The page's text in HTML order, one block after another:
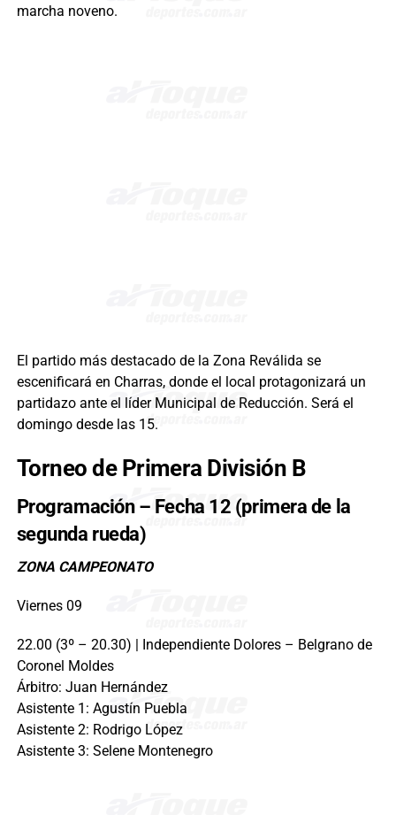
marcha noveno.
El partido más destacado de la Zona Reválida se
escenificará en Charras, donde el local protagonizará un
partidazo ante el líder Municipal de Reducción. Será el
domingo desde las 15.
Torneo de Primera División B
Programación – Fecha 12 (primera de la
segunda rueda)
ZONA CAMPEONATO
Viernes 09
22.00 (3º – 20.30) | Independiente Dolores – Belgrano de
Coronel Moldes
Árbitro: Juan Hernández
Asistente 1: Agustín Puebla
Asistente 2: Rodrigo López
Asistente 3: Selene Montenegro